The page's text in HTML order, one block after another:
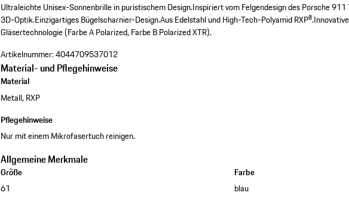
Ultraleichte Unisex-Sonnenbrille in puristischem Design.Inspiriert vom Felgendesign des Porsche 911
3D-Optik.Einzigartiges Bügelscharnier-Design.Aus Edelstahl und High-Tech-Polyamid RXP®.
Gläsertechnologie (Farbe A Polarized, Farbe B Polarized XTR).
Artikelnummer:4044709537012
Material- und Pflegehinweise
Material
Metall, RXP
Pflegehinweise
Nur mit einem Mikrofasertuch reinigen.
Allgemeine Merkmale
Größe
61
Farbe
blau